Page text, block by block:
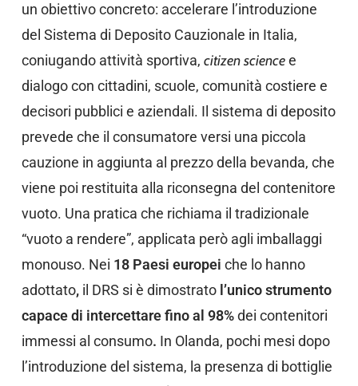
un obiettivo concreto: accelerare l’introduzione
del Sistema di Deposito Cauzionale in Italia,
coniugando attività sportiva, citizen sciencee
dialogo con cittadini, scuole, comunità costiere e
decisori pubblici e aziendali. Il sistema di deposito
prevede che il consumatore versi una piccola
cauzione in aggiunta al prezzo della bevanda, che
viene poi restituita alla riconsegna del contenitore
vuoto. Una pratica che richiama il tradizionale
“vuoto a rendere”, applicata però agli imballaggi
monouso. Nei 18 Paesi europei che lo hanno
adottato, il DRS si è dimostratol’unico strumento
capace di intercettare fino al 98%dei contenitori
immessi al consumo. In Olanda, pochi mesi dopo
l’introduzione del sistema, la presenza di bottiglie